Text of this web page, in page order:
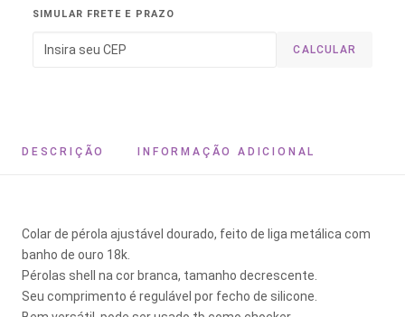
SIMULAR FRETE E PRAZO
CALCULAR
DESCRIÇÃO INFORMAÇÃO ADICIONAL
Colar de pérola ajustável dourado, feito de liga metálica com
banho de ouro 18k.
Pérolas shell na cor branca, tamanho decrescente.
Seu comprimento é regulável por fecho de silicone.